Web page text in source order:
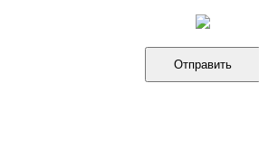
Отправить